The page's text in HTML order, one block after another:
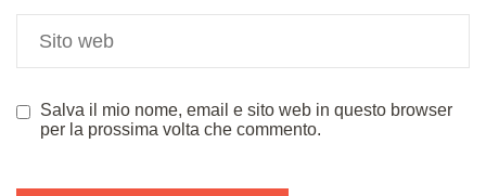
Salva il mio nome, email e sito web in questo browser
per la prossima volta che commento.